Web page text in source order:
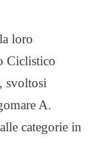
loro
Ciclistico
svoltosi
A.
categorie in